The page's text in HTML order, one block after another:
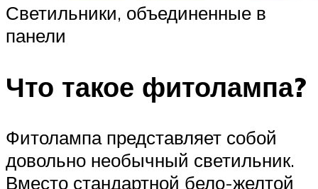
Светильники, объединенные в
панели
Что такое фитолампа?
Фитолампа представляет собой
довольно необычный светильник.
Вместо стандартной бело-желтой